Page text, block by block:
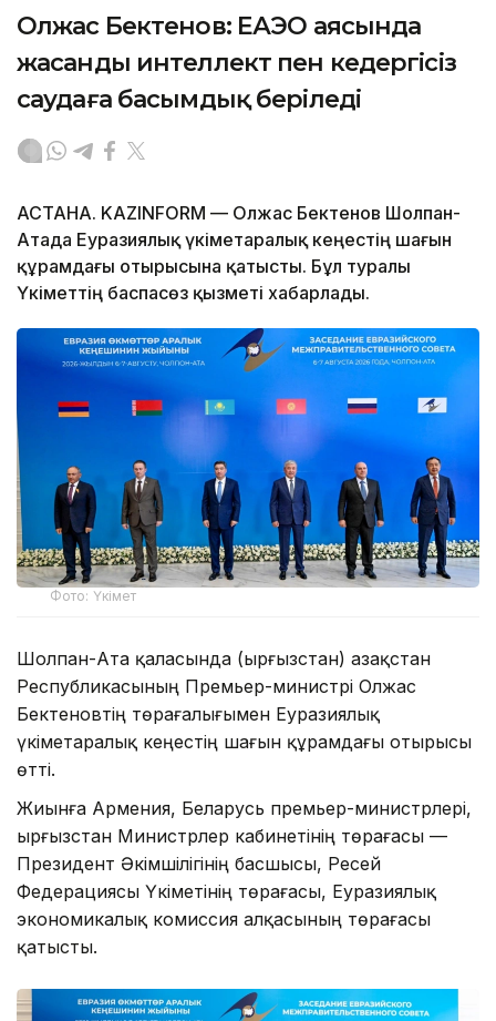
Олжас Бектенов: ЕАЭО аясында
жасанды интеллект пен кедергісіз
саудаға басымдық беріледі
АСТАНА. KAZINFORM — Олжас Бектенов Шолпан-
Атада Еуразиялық үкіметаралық кеңестің шағын
құрамдағы отырысына қатысты. Бұл туралы
Үкіметтің баспасөз қызметі хабарлады.
Фото: Үкімет
Шолпан-Ата қаласында (Қырғызстан) Қазақстан
Республикасының Премьер-министрі Олжас
Бектеновтің төрағалығымен Еуразиялық
үкіметаралық кеңестің шағын құрамдағы отырысы
өтті.
Жиынға Армения, Беларусь премьер-министрлері,
Қырғызстан Министрлер кабинетінің төрағасы —
Президент Әкімшілігінің басшысы, Ресей
Федерациясы Үкіметінің төрағасы, Еуразиялық
экономикалық комиссия алқасының төрағасы
қатысты.